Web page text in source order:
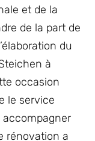
et de la
de la part de
du
à
occasion
le service
rénovation a